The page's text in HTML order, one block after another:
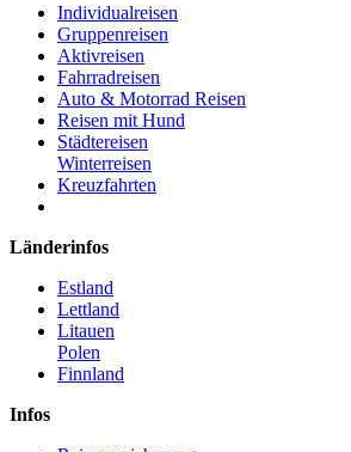
Individualreisen
Gruppenreisen
Aktivreisen
Fahrradreisen
Auto & Motorrad Reisen
Reisen mit Hund
Städtereisen
Winterreisen
Kreuzfahrten
Länderinfos
Estland
Lettland
Litauen
Polen
Finnland
Infos